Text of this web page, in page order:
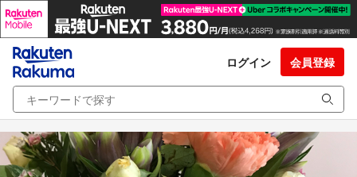
ログイン 会員登録